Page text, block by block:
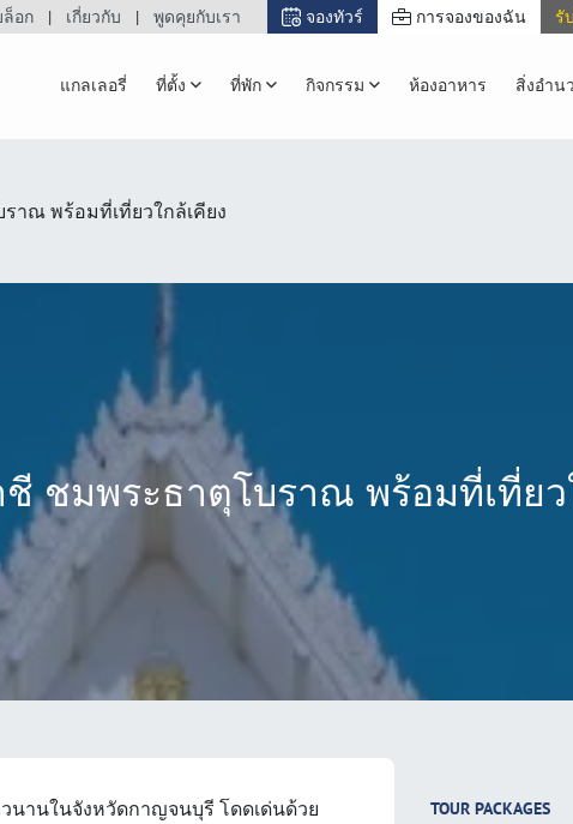
อก เกี่ยวกับ พูดคุยกับเรา จองทัวร์ การจองของฉัน รั
แกลเลอรี่ ที่ตั้ง ที่พัก กิจกรรม ห้องอาหาร สิ่งอำน
าณ พร้อมที่เที่ยวใกล้เคียง
ชมพระธาตุโบราณ พร้อมที่เที่ยว
นานในจังหวัดกาญจนบุรี โดดเด่นด้วย
TOUR PACKAGES